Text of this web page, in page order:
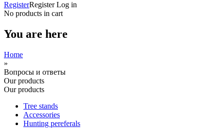
RegisterRegister Log in
No products in cart
You are here
Home
»
Вопросы и ответы
Our products
Our products
Tree stands
Accessories
Hunting pereferals